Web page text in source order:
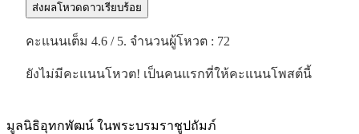
ส่งผลโหวดดาวเรียบร้อย
คะแนนเต็ม 4.6 / 5. จำนวนผู้โหวต : 72
ยังไม่มีคะแนนโหวต! เป็นคนแรกที่ให้คะแนนโพสต์นี้
มูลนิธิอุทกพัฒน์ ในพระบรมราชูปถัมภ์